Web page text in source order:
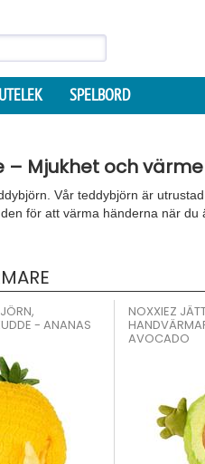
UTELEK SPELBORD
– Mjukhet och
Vår teddybjörn är
för att värma händerna när du
- ANANAS
NOXXIEZ
AVOCADO